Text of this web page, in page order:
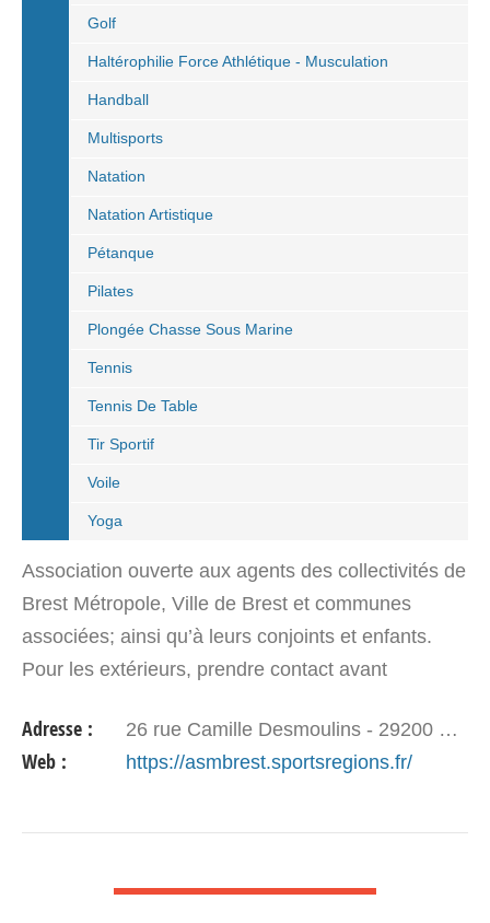
Golf
Haltérophilie Force Athlétique - Musculation
Handball
Multisports
Natation
Natation Artistique
Pétanque
Pilates
Plongée Chasse Sous Marine
Tennis
Tennis De Table
Tir Sportif
Voile
Yoga
Association ouverte aux agents des collectivités de
Brest Métropole, Ville de Brest et communes
associées; ainsi qu’à leurs conjoints et enfants.
Pour les extérieurs, prendre contact avant
Adresse : 26 rue Camille Desmoulins - 29200 BREST
Web : https://asmbrest.sportsregions.fr/